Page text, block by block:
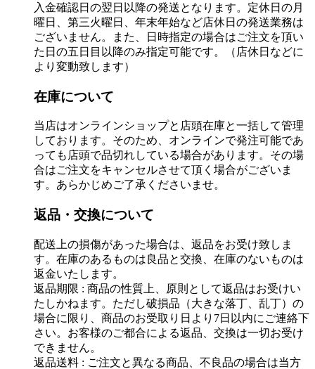
入金確認日の翌日以降の発送となります。定休日の月
曜日、第三火曜日、年末年始など店休日の発送業務は
ございません。また、日時指定の場合はご注文を頂い
た日の五日目以降のみ指定可能です。（店休日などに
より変動致します）
在庫について
当店はオンラインショップと店頭在庫と一括して管理
しております。そのため、オンラインで発注可能であ
っても店頭で品切れしている場合があります。その場
合はご注文をキャンセルさせて頂く場合がございま
す。あらかじめご了承くださいませ。
返品・交換について
配送上の損傷があった場合は、返品をお受け致しま
す。在庫のあるものは良品と交換、在庫のないものは
返金いたします。
返品期限 : 商品の性質上、原則として返品はお受けい
たしかねます。ただし破損品（大きな落丁、乱丁）の
場合に限り、商品のお受取り日より7日以内にご連絡下
さい。お客様のご都合による返品、交換は一切お受け
できません。
返品送料 : ご注文と異なる商品、不良品の場合は当方